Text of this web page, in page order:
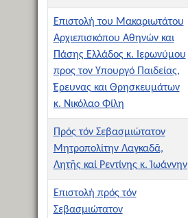
Επιστολή του Μακαριωτάτου
Αρχιεπισκόπου Αθηνών και
Πάσης Ελλάδος κ. Ιερωνύμου
προς τον Υπουργό Παιδείας,
Έρευνας και Θρησκευμάτων
κ. Νικόλαο Φίλη
Πρός τόν Σεβασμιώτατον
Μητροπολίτην Λαγκαδᾶ,
Λητῆς καί Ρεντίνης κ. Ἰωάννην
Επιστολή πρός τόν
Σεβασμιώτατον